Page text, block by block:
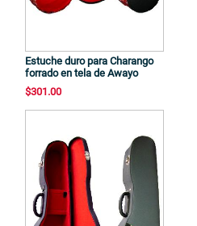
Estuche duro para Charango
forrado en tela de Awayo
$301.00